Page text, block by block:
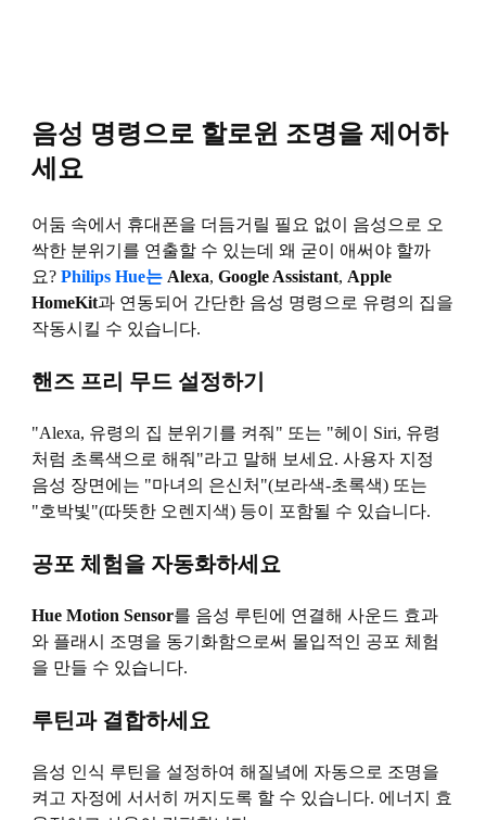
음성 명령으로 할로윈 조명을 제어하
세요
어둠 속에서 휴대폰을 더듬거릴 필요 없이 음성으로 오
싹한 분위기를 연출할 수 있는데 왜 굳이 애써야 할까
요? Philips Hue는 Alexa, Google Assistant, Apple
HomeKit과 연동되어 간단한 음성 명령으로 유령의 집을
작동시킬 수 있습니다.
핸즈 프리 무드 설정하기
"Alexa, 유령의 집 분위기를 켜줘" 또는 "헤이 Siri, 유령
처럼 초록색으로 해줘"라고 말해 보세요. 사용자 지정
음성 장면에는 "마녀의 은신처"(보라색-초록색) 또는
"호박빛"(따뜻한 오렌지색) 등이 포함될 수 있습니다.
공포 체험을 자동화하세요
Hue Motion Sensor를 음성 루틴에 연결해 사운드 효과
와 플래시 조명을 동기화함으로써 몰입적인 공포 체험
을 만들 수 있습니다.
루틴과 결합하세요
음성 인식 루틴을 설정하여 해질녘에 자동으로 조명을
켜고 자정에 서서히 꺼지도록 할 수 있습니다. 에너지 효